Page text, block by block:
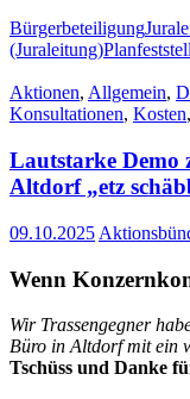
Bürgerbeteiligung
(Juraleitung)
Aktionen, Allgemein,
Konsultationen, Kosten,
Laut­star­ke Demo
Alt­dorf „etz
09.10.2025
Wenn
Wir Tras­sen­geg­ner
Büro in Alt­dorf mit ein
Tschüss und Dan­ke